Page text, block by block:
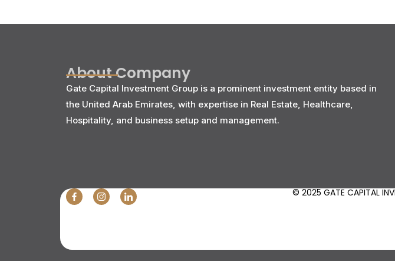
About Company
Gate Capital Investment Group is a prominent investment entity based in
the United Arab Emirates, with expertise in Real Estate, Healthcare,
Hospitality, and business setup and management.
© 2025 GATE CAPITAL